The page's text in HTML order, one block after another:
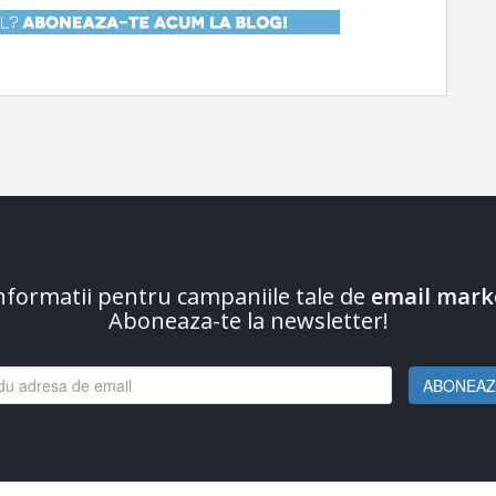
pentru campaniile tale de email
Aboneaza-te la newsletter!